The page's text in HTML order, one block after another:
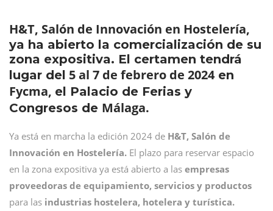
H&T, Salón de Innovación en Hostelería,
ya ha abierto la comercialización de su
zona expositiva. El certamen tendrá
lugar del 5 al 7 de febrero de 2024en
Fycma, el Palacio de Ferias y
Congresos de Málaga.
Ya está en marcha la edición 2024 de H&T, Salón de
Innovación en Hostelería. El plazo para reservar espacio
en la zona expositiva ya está abierto a las empresas
proveedoras de equipamiento, servicios y productos
para las industrias hostelera, hotelera y turística.